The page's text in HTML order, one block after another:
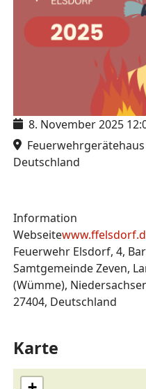
8. November 2025
Deutschland
Information
Webseite
Feuerwehr Elsdorf, 4,
Samtgemeinde Zeven,
(Wümme),
27404, Deutschland
Karte